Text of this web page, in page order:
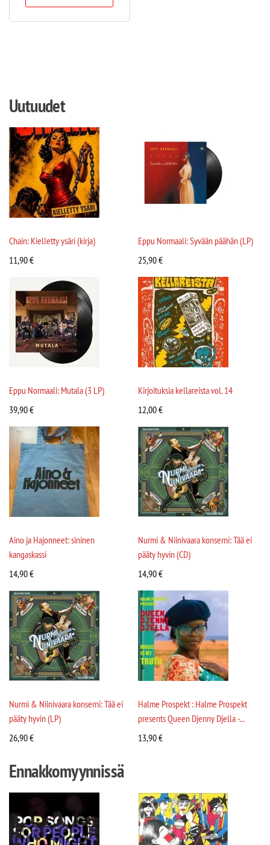
Uutuudet
Chain: Kielletty ysäri (kirja)
11,90€
Eppu Normaali: Syvään päähän (LP)
25,90€
Eppu Normaali: Mutala (3 LP)
39,90€
Kirjoituksia kellareista vol. 14
12,00€
Aino ja Hajonneet: sininen
kangaskassi
14,90€
Nurmi & Niinivaara konserni: Tää ei
pääty hyvin (CD)
14,90€
Nurmi & Niinivaara konserni: Tää ei
pääty hyvin (LP)
26,90€
Halme Prospekt : Halme Prospekt
presents Queen Djenny Djella -...
13,90€
Ennakkomyynnissä